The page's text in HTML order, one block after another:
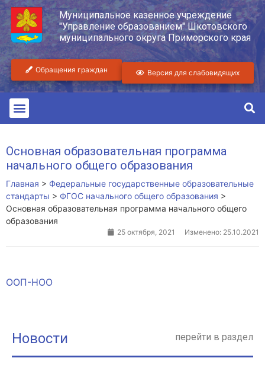
Муниципальное казенное учреждение
"Управление образованием" Шкотовского
муниципального округа Приморского края
Обращения граждан Версия для слабовидящих
Основная образовательная программа
начального общего образования
Главная > Федеральные государственные образовательные
стандарты > ФГОС начального общего образования >
Основная образовательная программа начального общего
образования
25 октября, 2021 Изменено: 25.10.2021
ООП-НОО
Новости перейти в раздел